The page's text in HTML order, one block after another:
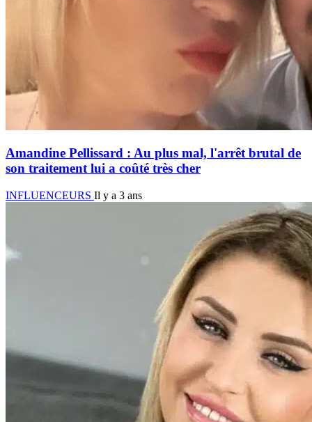
Amandine Pellissard : Au plus mal, l'arrêt brutal de
son traitement lui a coûté très cher
INFLUENCEURS Il y a 3 ans